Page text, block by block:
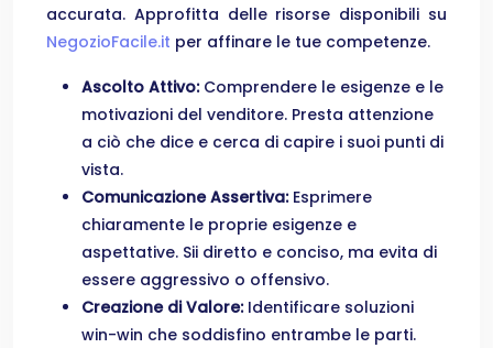
accurata. Approfitta delle risorse disponibili su
NegozioFacile.it per affinare le tue competenze.
Ascolto Attivo: Comprendere le esigenze e le
motivazioni del venditore. Presta attenzione
a ciò che dice e cerca di capire i suoi punti di
vista.
Comunicazione Assertiva: Esprimere
chiaramente le proprie esigenze e
aspettative. Sii diretto e conciso, ma evita di
essere aggressivo o offensivo.
Creazione di Valore: Identificare soluzioni
win-win che soddisfino entrambe le parti.